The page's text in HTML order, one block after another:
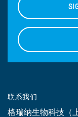
联系我们
格瑞纳生物科技（